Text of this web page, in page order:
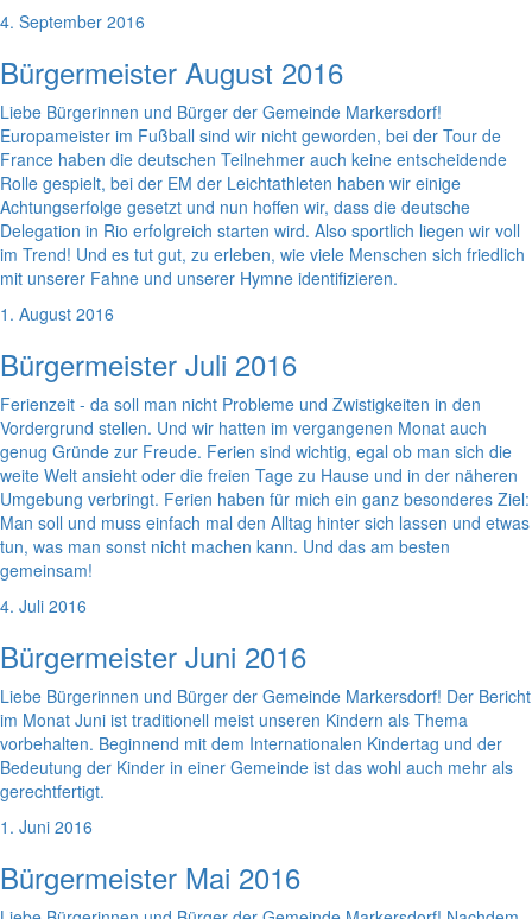
4. September 2016
Bürgermeister August 2016
Liebe Bürgerinnen und Bürger der Gemeinde Markersdorf!
Europameister im Fußball sind wir nicht geworden, bei der Tour de
France haben die deutschen Teilnehmer auch keine entscheidende
Rolle gespielt, bei der EM der Leichtathleten haben wir einige
Achtungserfolge gesetzt und nun hoffen wir, dass die deutsche
Delegation in Rio erfolgreich starten wird. Also sportlich liegen wir voll
im Trend! Und es tut gut, zu erleben, wie viele Menschen sich friedlich
mit unserer Fahne und unserer Hymne identifizieren.
1. August 2016
Bürgermeister Juli 2016
Ferienzeit - da soll man nicht Probleme und Zwistigkeiten in den
Vordergrund stellen. Und wir hatten im vergangenen Monat auch
genug Gründe zur Freude. Ferien sind wichtig, egal ob man sich die
weite Welt ansieht oder die freien Tage zu Hause und in der näheren
Umgebung verbringt. Ferien haben für mich ein ganz besonderes Ziel:
Man soll und muss einfach mal den Alltag hinter sich lassen und etwas
tun, was man sonst nicht machen kann. Und das am besten
gemeinsam!
4. Juli 2016
Bürgermeister Juni 2016
Liebe Bürgerinnen und Bürger der Gemeinde Markersdorf! Der Bericht
im Monat Juni ist traditionell meist unseren Kindern als Thema
vorbehalten. Beginnend mit dem Internationalen Kindertag und der
Bedeutung der Kinder in einer Gemeinde ist das wohl auch mehr als
gerechtfertigt.
1. Juni 2016
Bürgermeister Mai 2016